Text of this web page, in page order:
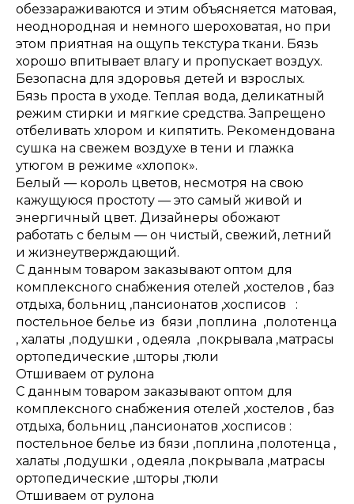
обеззараживаются и этим объясняется матовая,
неоднородная и немного шероховатая, но при
этом приятная на ощупь текстура ткани. Бязь
хорошо впитывает влагу и пропускает воздух.
Безопасна для здоровья детей и взрослых.
Бязь проста в уходе. Теплая вода, деликатный
режим стирки и мягкие средства. Запрещено
отбеливать хлором и кипятить. Рекомендована
сушка на свежем воздухе в тени и глажка
утюгом в режиме «хлопок».
Белый — король цветов, несмотря на свою
кажущуюся простоту — это самый живой и
энергичный цвет. Дизайнеры обожают
работать с белым — он чистый, свежий, летний
и жизнеутверждающий.
С данным товаром заказывают оптом для
комплексного снабжения отелей ,хостелов , баз
отдыха, больниц ,пансионатов ,хосписов :
постельное белье из бязи ,поплина ,полотенца
, халаты ,подушки , одеяла ,покрывала ,матрасы
ортопедические ,шторы ,тюли
Отшиваем от рулона
С данным товаром заказывают оптом для
комплексного снабжения отелей ,хостелов , баз
отдыха, больниц ,пансионатов ,хосписов :
постельное белье из бязи ,поплина ,полотенца ,
халаты ,подушки , одеяла ,покрывала ,матрасы
ортопедические ,шторы ,тюли
Отшиваем от рулона